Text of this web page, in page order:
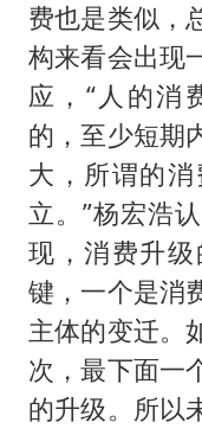
费也是类似，
构来看会出现
应，“人的消
的，至少短期
大，所谓的
立。”杨宏浩
现，消费升
键，一个是消
主体的变迁。
次，最下面一
的升级。所以